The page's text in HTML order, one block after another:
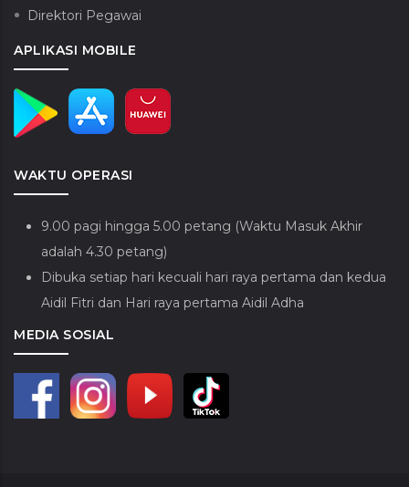
Direktori Pegawai
APLIKASI MOBILE
WAKTU OPERASI
9.00 pagi hingga 5.00 petang (Waktu Masuk Akhir
adalah 4.30 petang)
Dibuka setiap hari kecuali hari raya pertama dan kedua
Aidil Fitri dan Hari raya pertama Aidil Adha
MEDIA SOSIAL